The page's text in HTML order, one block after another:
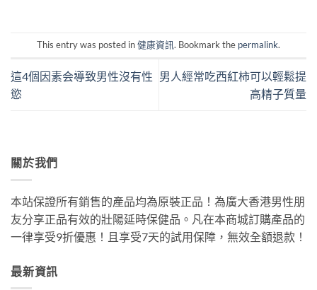
This entry was posted in健康資訊. Bookmark the permalink.
這4個因素会導致男性沒有性
慾
男人經常吃西紅柿可以輕鬆提
高精子質量
關於我們
本站保證所有銷售的產品均為原裝正品！為廣大香港男性朋
友分享正品有效的壯陽延時保健品。凡在本商城訂購產品的
一律享受9折優惠！且享受7天的試用保障，無效全額退款！
最新資訊